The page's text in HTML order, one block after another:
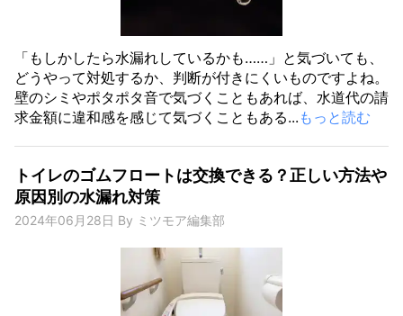
「もしかしたら水漏れしているかも……」と気づいても、
どうやって対処するか、判断が付きにくいものですよね。
壁のシミやポタポタ音で気づくこともあれば、水道代の請
求金額に違和感を感じて気づくこともある... もっと読む
トイレのゴムフロートは交換できる？正しい方法や
原因別の水漏れ対策
2024年06月28日 By ミツモア編集部